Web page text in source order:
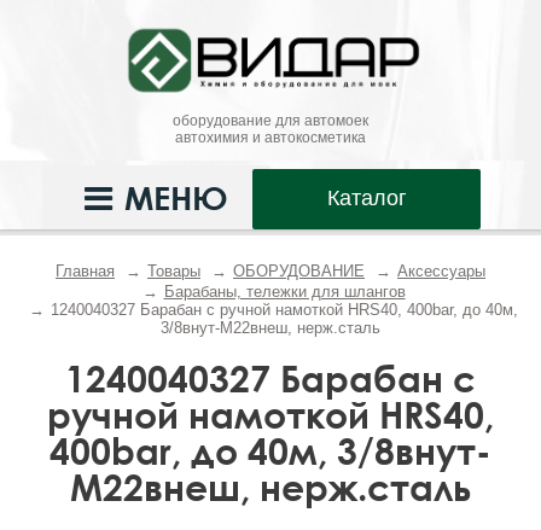
оборудование для автомоек
автохимия и автокосметика
Каталог
МЕНЮ
Главная Товары ОБОРУДОВАНИЕ
Аксессуары
Барабаны, тележки для шлангов
1240040327 Барабан с ручной намоткой HRS40, 400bar, до 40м,
3/8внут-М22внеш, нерж.сталь
1240040327 Барабан с
ручной намоткой HRS40,
400bar, до 40м, 3/8внут-
М22внеш, нерж.сталь